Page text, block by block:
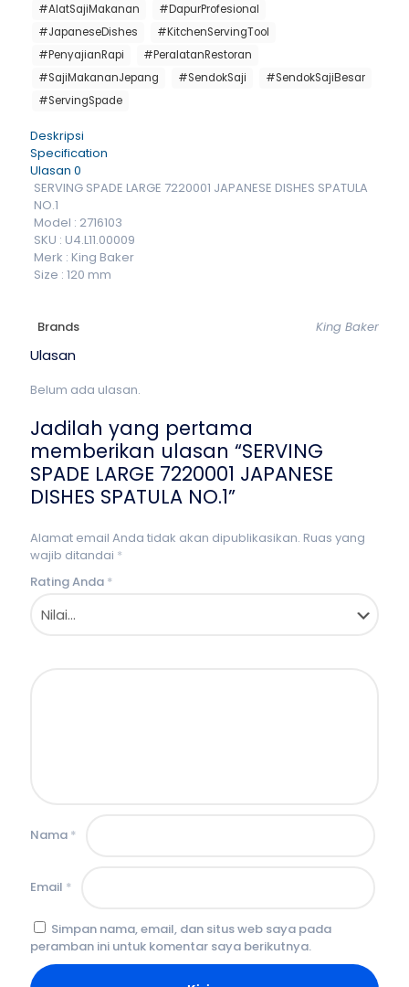
#AlatSajiMakanan
#DapurProfesional
#JapaneseDishes
#KitchenServingTool
#PenyajianRapi
#PeralatanRestoran
#SajiMakananJepang
#SendokSaji
#SendokSajiBesar
#ServingSpade
Deskripsi
Specification
Ulasan 0
SERVING SPADE LARGE 7220001 JAPANESE DISHES SPATULA
NO.1
Model : 2716103
SKU : U4.L11.00009
Merk : King Baker
Size : 120 mm
Brands King Baker
Ulasan
Belum ada ulasan.
Jadilah yang pertama
memberikan ulasan “SERVING
SPADE LARGE 7220001 JAPANESE
DISHES SPATULA NO.1”
Alamat email Anda tidak akan dipublikasikan. Ruas yang
wajib ditandai *
Rating Anda *
Nama *
Email *
Simpan nama, email, dan situs web saya pada
peramban ini untuk komentar saya berikutnya.